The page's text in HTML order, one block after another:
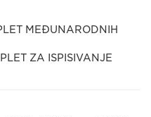
MEĐUNARODNIH
ZA ISPISIVANJE